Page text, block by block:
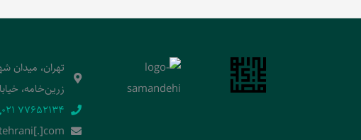
تهران، میدان
زرین‌خامه،
‭021 77652134‬